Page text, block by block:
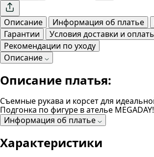
Описание Информация об платье
Гарантии
Условия доставки и
Рекомендации по уходу
Описание
Описание платья:
Съемные рукава и корсет для
Подгонка по фигуре в ателье MEGADAY!
Информация об платье
Характеристики